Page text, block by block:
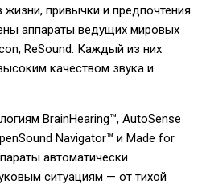
привычки и предпочтения.
аппараты ведущих мировых
ReSound. Каждый из них
качеством звука и
BrainHearing™, AutoSense
Navigator™ и Made for
автоматически
ситуациям — от тихой